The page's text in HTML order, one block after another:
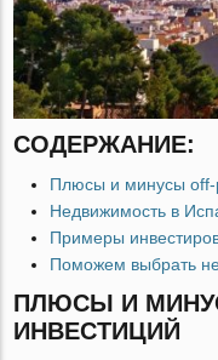
СОДЕРЖАНИЕ:
Плюсы и минусы off-
Недвижимость в
Примеры
Поможем выбрать
ПЛЮСЫ И
ИНВЕСТИЦИЙ